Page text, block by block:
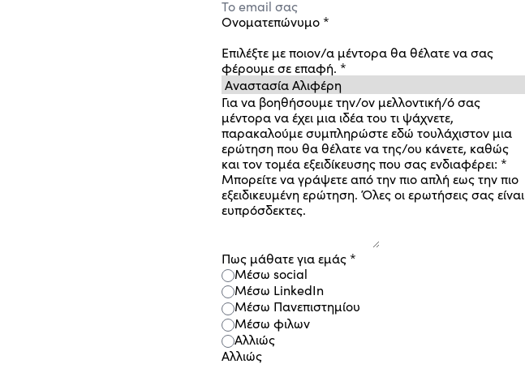
Ονοματεπώνυμο *
Επιλέξτε με ποιον/α μέντορα θα θέλατε να σας
φέρουμε σε επαφή. *
Για να βοηθήσουμε την/ον μελλοντική/ό σας
μέντορα να έχει μια ιδέα του τι ψάχνετε,
παρακαλούμε συμπληρώστε εδώ τουλάχιστον μια
ερώτηση που θα θέλατε να της/ου κάνετε, καθώς
και τον τομέα εξειδίκευσης που σας ενδιαφέρει: *
Μπορείτε να γράψετε από την πιο απλή εως την πιο
εξειδικευμένη ερώτηση. Όλες οι ερωτήσεις σας είναι
ευπρόσδεκτες.
Πως μάθατε για εμάς *
Μέσω social
Μέσω LinkedIn
Μέσω Πανεπιστημίου
Μέσω φιλων
Αλλιώς
Αλλιώς